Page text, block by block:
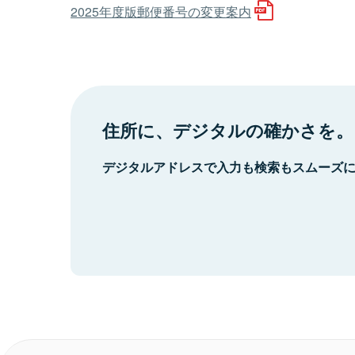
2025年度版郵便番号の変更案内
住所に、デジタルの確かさを。
デジタルアドレスで入力も検索もスムーズ